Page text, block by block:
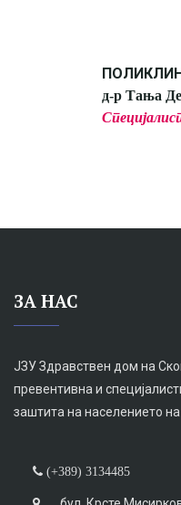
д-р Тања
ЗА НАС
ЈЗУ Здравствен дом на
превентивна и
заштита на населението
(+389) 3134485